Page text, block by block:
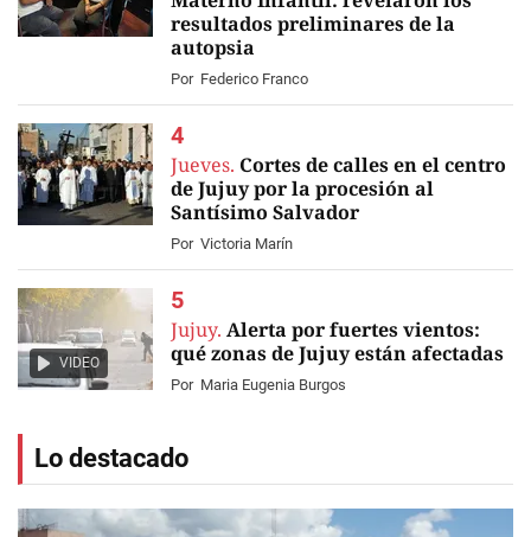
resultados preliminares de la
autopsia
Por Federico Franco
Jueves. Cortes de calles en el centro
de Jujuy por la procesión al
Santísimo Salvador
Por Victoria Marín
VIDEO
Jujuy. Alerta por fuertes vientos:
qué zonas de Jujuy están afectadas
Por Maria Eugenia Burgos
Lo destacado